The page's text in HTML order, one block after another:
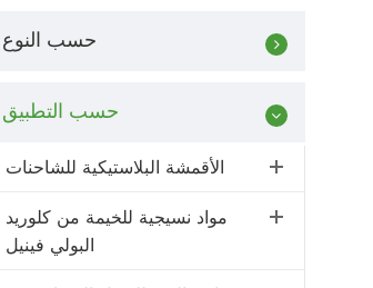
حسب النوع
حسب التطبيق
الأقمشة البلاستيكية للشاحنات
مواد نسيجية للخيمة من كلوريد
البولي فينيل